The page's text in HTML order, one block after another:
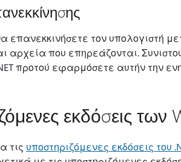
επανεκκινήσετε τον υπολογιστή
αρχεία που επηρεάζονται.
προτού εφαρμόσετε αυτήν την
εκδόσεις των
τις υποστηριζόμενες εκδόσεις του